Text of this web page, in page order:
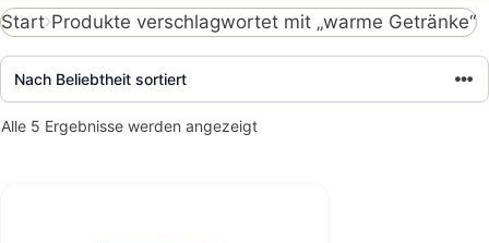
Start Produkte verschlagwortet mit „warme Getränke“
Alle 5 Ergebnisse werden angezeigtNach